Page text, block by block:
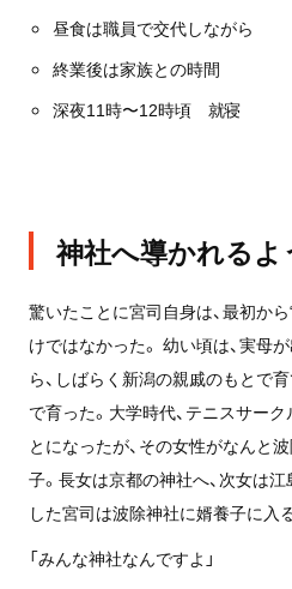
昼食は職員で交代しながら
終業後は家族との時間
深夜11時〜12時頃 就寝
神社へ導かれるよ
驚いたことに宮司自身は、最初か
けではなかった。 幼い頃は、実母
ら、しばらく新潟の親戚のもとで
で育った。大学時代、テニスサー
とになったが、その女性がなんと
子。長女は京都の神社へ、次女は
した宮司は波除神社に婿養子に入
「みんな神社なんですよ」